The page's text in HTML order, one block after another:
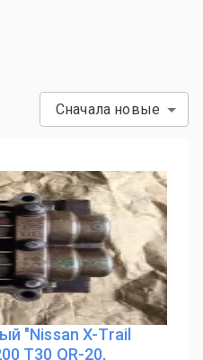
Сначала новые
"Nissan X-Trail
T30 QR-20,